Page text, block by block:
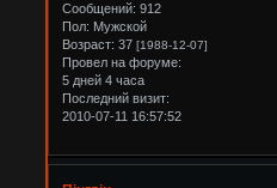
Сообщений: 912
Пол: Мужской
Возраст: 37[1988-12-07]
Провел на форуме:
5 дней 4 часа
Последний визит:
2010-07-11 16:57:52